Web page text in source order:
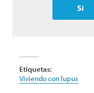
Sí
Etiquetas:
Viviendo con lupus